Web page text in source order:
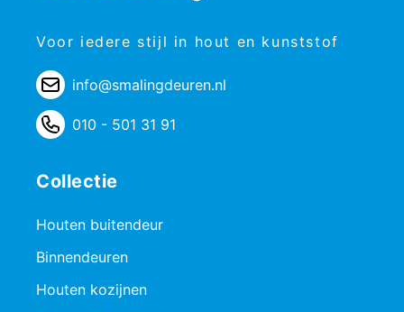
Voor iedere stijl in hout en kunststof
info@smalingdeuren.nl
010 - 501 31 91
Collectie
Houten buitendeur
Binnendeuren
Houten kozijnen